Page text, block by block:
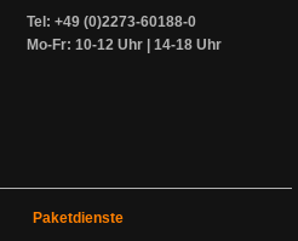
Tel: +49 (0)2273-60188-0
Mo-Fr: 10-12 Uhr | 14-18 Uhr
Paketdienste